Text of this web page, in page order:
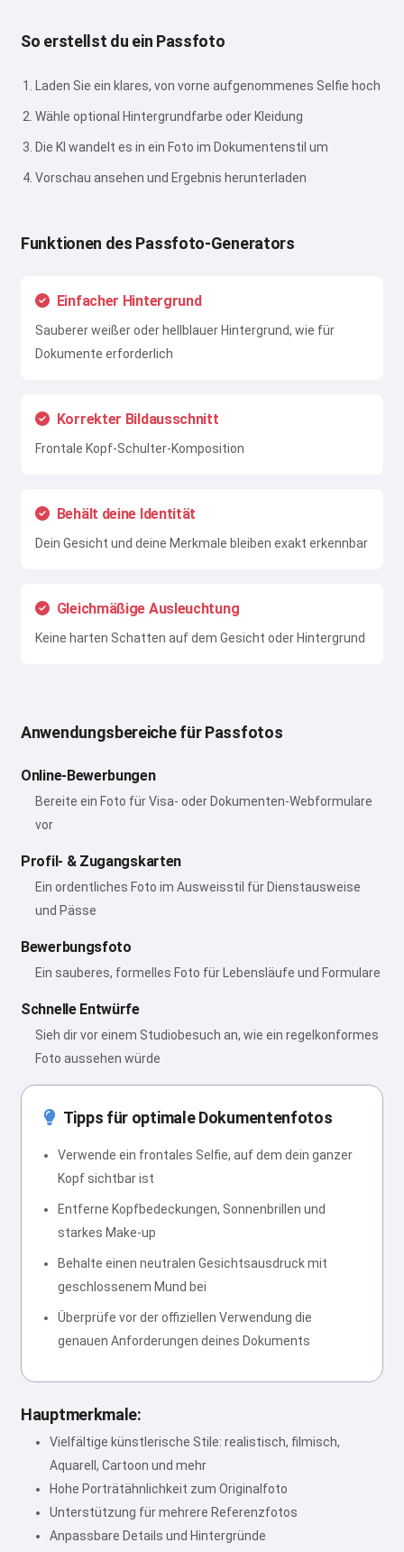
So erstellst du ein Passfoto
Laden Sie ein klares, von vorne aufgenommenes Selfie hoch
Wähle optional Hintergrundfarbe oder Kleidung
Die KI wandelt es in ein Foto im Dokumentenstil um
Vorschau ansehen und Ergebnis herunterladen
Funktionen des Passfoto-Generators
Einfacher Hintergrund
Sauberer weißer oder hellblauer Hintergrund, wie für
Dokumente erforderlich
Korrekter Bildausschnitt
Frontale Kopf-Schulter-Komposition
Behält deine Identität
Dein Gesicht und deine Merkmale bleiben exakt erkennbar
Gleichmäßige Ausleuchtung
Keine harten Schatten auf dem Gesicht oder Hintergrund
Anwendungsbereiche für Passfotos
Online-Bewerbungen
Bereite ein Foto für Visa- oder Dokumenten-Webformulare
vor
Profil- & Zugangskarten
Ein ordentliches Foto im Ausweisstil für Dienstausweise
und Pässe
Bewerbungsfoto
Ein sauberes, formelles Foto für Lebensläufe und Formulare
Schnelle Entwürfe
Sieh dir vor einem Studiobesuch an, wie ein regelkonformes
Foto aussehen würde
Tipps für optimale Dokumentenfotos
Verwende ein frontales Selfie, auf dem dein ganzer
Kopf sichtbar ist
Entferne Kopfbedeckungen, Sonnenbrillen und
starkes Make-up
Behalte einen neutralen Gesichtsausdruck mit
geschlossenem Mund bei
Überprüfe vor der offiziellen Verwendung die
genauen Anforderungen deines Dokuments
Hauptmerkmale:
Vielfältige künstlerische Stile: realistisch, filmisch,
Aquarell, Cartoon und mehr
Hohe Porträtähnlichkeit zum Originalfoto
Unterstützung für mehrere Referenzfotos
Anpassbare Details und Hintergründe